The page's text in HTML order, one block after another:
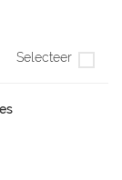
Selecteer